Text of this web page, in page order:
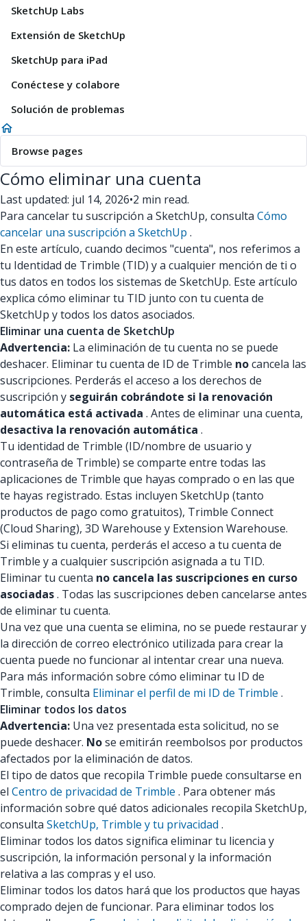
SketchUp Labs
Extensión de SketchUp
SketchUp para iPad
Conéctese y colabore
Solución de problemas
Browse pages
Cómo eliminar una cuenta
Last updated: jul 14, 2026•2 min read.
Para cancelar tu suscripción a SketchUp, consulta Cómo
cancelar una suscripción a SketchUp .
En este artículo, cuando decimos "cuenta", nos referimos a
tu Identidad de Trimble (TID) y a cualquier mención de ti o
tus datos en todos los sistemas de SketchUp. Este artículo
explica cómo eliminar tu TID junto con tu cuenta de
SketchUp y todos los datos asociados.
Eliminar una cuenta de SketchUp
Advertencia: La eliminación de tu cuenta no se puede
deshacer. Eliminar tu cuenta de ID de Trimble nocancela las
suscripciones. Perderás el acceso a los derechos de
suscripción y seguirán cobrándote si la renovación
automática está activada . Antes de eliminar una cuenta,
desactiva la renovación automática .
Tu identidad de Trimble (ID/nombre de usuario y
contraseña de Trimble) se comparte entre todas las
aplicaciones de Trimble que hayas comprado o en las que
te hayas registrado. Estas incluyen SketchUp (tanto
productos de pago como gratuitos), Trimble Connect
(Cloud Sharing), 3D Warehouse y Extension Warehouse.
Si eliminas tu cuenta, perderás el acceso a tu cuenta de
Trimble y a cualquier suscripción asignada a tu TID.
Eliminar tu cuenta no cancela las suscripciones en curso
asociadas. Todas las suscripciones deben cancelarse antes
de eliminar tu cuenta.
Una vez que una cuenta se elimina, no se puede restaurar y
la dirección de correo electrónico utilizada para crear la
cuenta puede no funcionar al intentar crear una nueva.
Para más información sobre cómo eliminar tu ID de
Trimble, consulta Eliminar el perfil de mi ID de Trimble .
Eliminar todos los datos
Advertencia: Una vez presentada esta solicitud, no se
puede deshacer. Nose emitirán reembolsos por productos
afectados por la eliminación de datos.
El tipo de datos que recopila Trimble puede consultarse en
el Centro de privacidad de Trimble . Para obtener más
información sobre qué datos adicionales recopila SketchUp,
consulta SketchUp, Trimble y tu privacidad .
Eliminar todos los datos significa eliminar tu licencia y
suscripción, la información personal y la información
relativa a las compras y el uso.
Eliminar todos los datos hará que los productos que hayas
comprado dejen de funcionar. Para eliminar todos los